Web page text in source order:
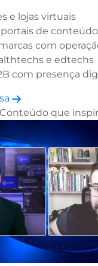
e lojas virtuais
de conteúdo
com
e edtechs
com presença
que